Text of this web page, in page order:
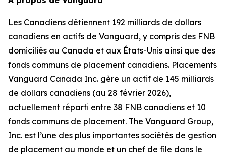
Les Canadiens détiennent 192 milliards de dollars
canadiens en actifs de Vanguard, y compris des FNB
domiciliés au Canada et aux États-Unis ainsi que des
fonds communs de placement canadiens. Placements
Vanguard Canada Inc. gère un actif de 145 milliards
de dollars canadiens (au 28 février 2026),
actuellement réparti entre 38 FNB canadiens et 10
fonds communs de placement. The Vanguard Group,
Inc. est l’une des plus importantes sociétés de gestion
de placement au monde et un chef de file dans le